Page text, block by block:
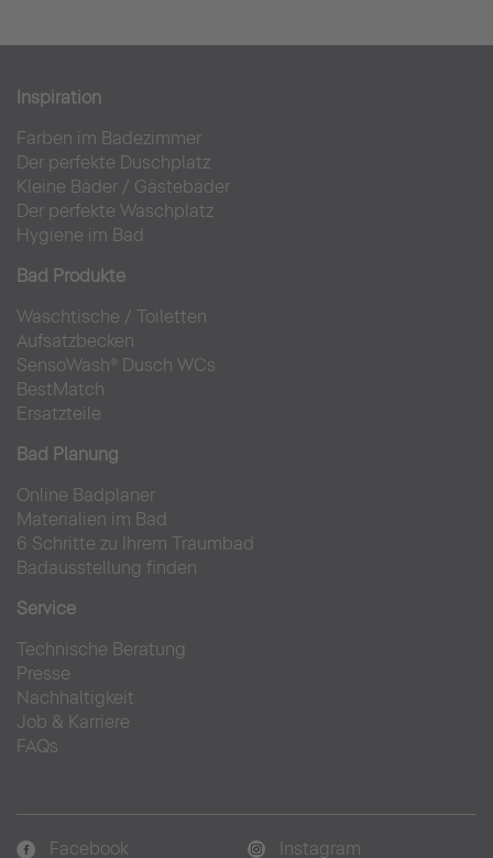
Inspiration
Farben im Badezimmer
Der perfekte Duschplatz
Kleine Bäder / Gästebäder
Der perfekte Waschplatz
Hygiene im Bad
Bad Produkte
Waschtische / Toiletten
Aufsatzbecken
SensoWash® Dusch WCs
BestMatch
Ersatzteile
Bad Planung
Online Badplaner
Materialien im Bad
6 Schritte zu Ihrem Traumbad
Badausstellung finden
Service
Technische Beratung
Presse
Nachhaltigkeit
Job & Karriere
FAQs
Facebook Instagram